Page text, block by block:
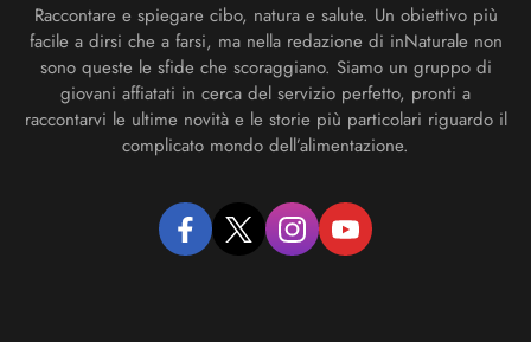
Raccontare e spiegare cibo, natura e salute. Un obiettivo più
facile a dirsi che a farsi, ma nella redazione di inNaturale non
sono queste le sfide che scoraggiano. Siamo un gruppo di
giovani affiatati in cerca del servizio perfetto, pronti a
raccontarvi le ultime novità e le storie più particolari riguardo il
complicato mondo dell’alimentazione.
facebooktwitter instagramyoutube